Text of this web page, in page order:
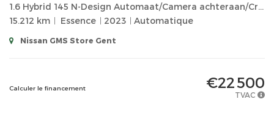
1.6 Hybrid 145 N-Design Automaat/Camera achteraan/Cruise Control/Parkeersensoren...
15.212 km
Essence 2023 Automatique
Nissan GMS Store Gent
Calculer le financement €22 500
TVAC